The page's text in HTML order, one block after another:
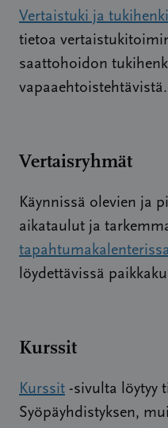
Vertaistuki ja
tietoa
saattohoidon
vapaaehtoistehtävistä.
Vertaisryhmät
Käynnissä olevien ja
aikataulut ja
löydettävissä
Kurssit
Kurssit -sivulta löytyy
Syöpäyhdistyksen,